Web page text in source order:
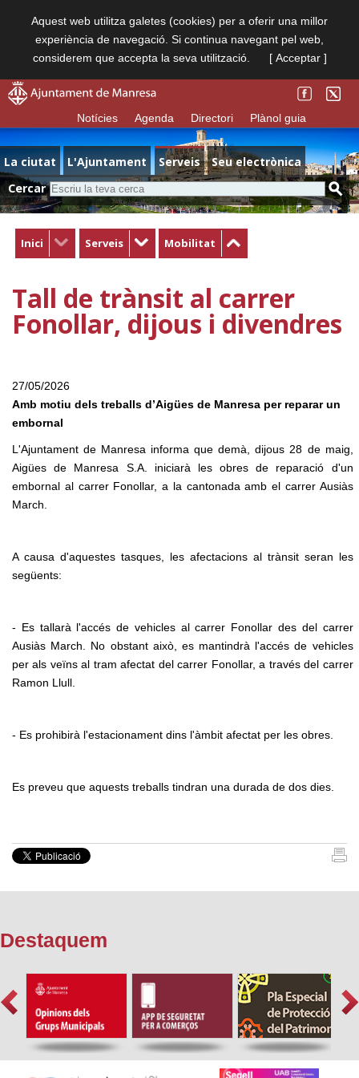
Aquest web utilitza galetes (cookies) per a oferir una millor
experiència de navegació. Si continua navegant pel web,
considerem que accepta la seva utilització.
[ Acceptar ]
Notícies Agenda Directori Plànol guia
La ciutat L'Ajuntament Serveis
Seu electrònica
Cercar
Inici Serveis Mobilitat
Tall de trànsit al carrer
Fonollar, dijous i divendres
27/05/2026
Amb motiu dels treballs d’Aigües de Manresa per reparar un
embornal
L'Ajuntament de Manresa informa que demà, dijous 28 de maig,
Aigües de Manresa S.A. iniciarà les obres de reparació d'un
embornal al carrer Fonollar, a la cantonada amb el carrer Ausiàs
March.
A causa d'aquestes tasques, les afectacions al trànsit seran les
següents:
- Es tallarà l'accés de vehicles al carrer Fonollar des del carrer
Ausiàs March. No obstant això, es mantindrà l'accés de vehicles
per als veïns al tram afectat del carrer Fonollar, a través del carrer
Ramon Llull.
- Es prohibirà l'estacionament dins l'àmbit afectat per les obres.
Es preveu que aquests treballs tindran una durada de dos dies.
Destaquem